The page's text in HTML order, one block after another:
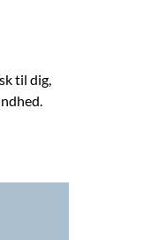
til dig,